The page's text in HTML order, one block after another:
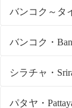
バンコク～タ
バンコク・
シラチャ・
パタヤ・